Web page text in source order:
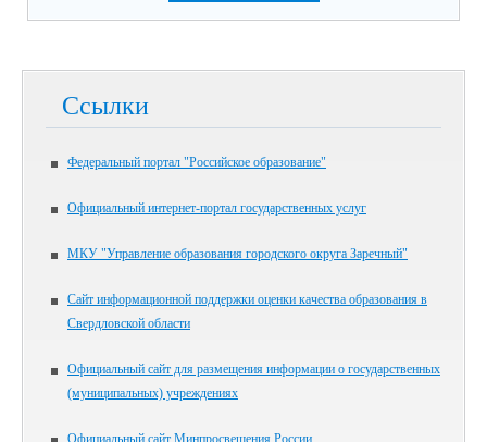
Ссылки
Федеральный портал "Российское образование"
Официальный интернет-портал государственных услуг
МКУ "Управление образования городского округа Заречный"
Сайт информационной поддержки оценки качества образования в
Свердловской области
Официальный сайт для размещения информации о государственных
(муниципальных) учреждениях